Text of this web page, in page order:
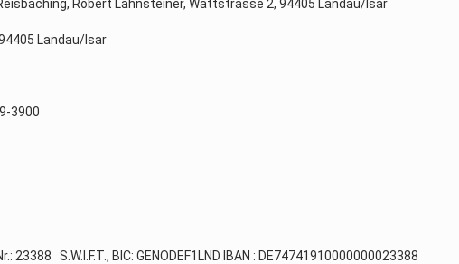
Robert Lahnsteiner, Wattstrasse 2, 94405 Landau/Isar
Landau/Isar
3900
23388 S.W.I.F.T., BIC: GENODEF1LND IBAN : DE74741910000000023388